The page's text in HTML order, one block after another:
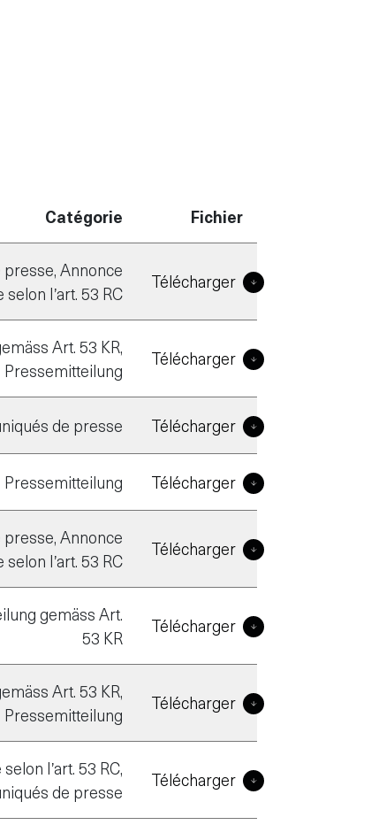
Catégorie Fichier
Annonce
l’art. 53 RC
Télécharger
Art. 53 KR,
Pressemitteilung
Télécharger
de presse Télécharger
Pressemitteilung Télécharger
Annonce
l’art. 53 RC
Télécharger
gemäss Art.
53 KR
Télécharger
Art. 53 KR,
Pressemitteilung
Télécharger
l’art. 53 RC,
de presse
Télécharger